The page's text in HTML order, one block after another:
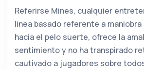
Referirse Mines, cualquier
linea basado referente a
hacia el pelo suerte, ofrece la
sentimiento y no ha transpirado
cautivado a jugadores sobre